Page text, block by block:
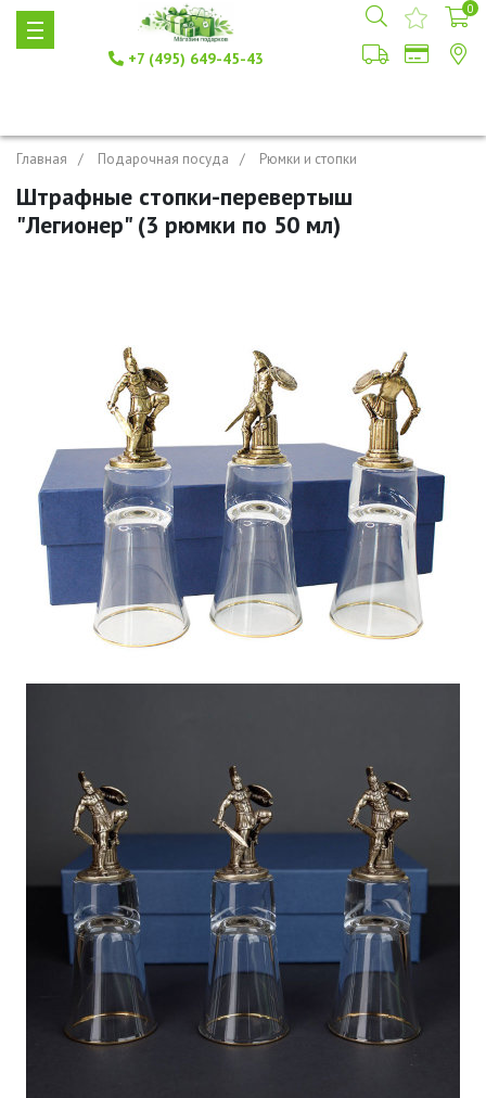
+7 (495) 649-45-43
0
Главная Подарочная посуда Рюмки и стопки
Штрафные стопки-перевертыш
"Легионер" (3 рюмки по 50 мл)